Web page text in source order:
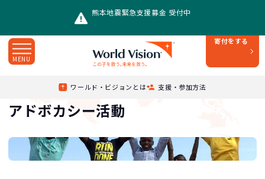
熊本地震緊急支援募金 受付中
寄付をする
MENU
ワールド・ビジョンとは 支援・参加方法
/アドボカシー活動
アドボカシー活動